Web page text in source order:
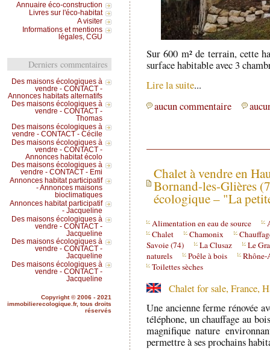
Sur 600 m² de terrain, cette
surface habitable avec 3
Lire la suite...
aucun commentaire
Chalet à vendre en
Bornand-les-Glières
écologique – "La
Alimentation en eau de source
Chalet
Chamonix
Savoie (74)
La Clusaz
Le
naturels
Poêle à bois
Rhône-
Toilettes sèches
Chalet for sale, France,
Une ancienne ferme rénovée
téléphone, un chauffage au
magnifique nature
permettre à ses prochains
Annuaire éco-construction
Livres sur l'éco-habitat
A visiter
Informations et mentions
légales, CGU
Derniers commentaires
Des maisons écologiques à
vendre - CONTACT -
Annonces habitats alternatifs
Des maisons écologiques à
vendre - CONTACT -
Thomas
Des maisons écologiques à
vendre - CONTACT - Cécile
Des maisons écologiques à
vendre - CONTACT -
Annonces habitat écolo
Des maisons écologiques à
vendre - CONTACT - Emi
Annonces habitat participatif
- Annonces maisons
bioclimatiques
Annonces habitat participatif
- Jacqueline
Des maisons écologiques à
vendre - CONTACT -
Jacqueline
Des maisons écologiques à
vendre - CONTACT -
Jacqueline
Des maisons écologiques à
vendre - CONTACT -
Jacqueline
Copyright © 2006 - 2021
immobilierecologique.fr, tous droits
réservés